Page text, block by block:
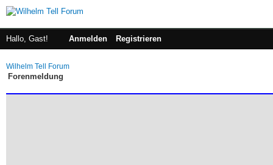
Hallo, Gast! Anmelden Registrieren
Wilhelm Tell Forum
Forenmeldung